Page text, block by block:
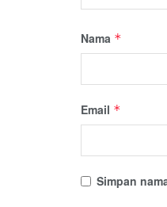
Nama *
Email *
Simpan